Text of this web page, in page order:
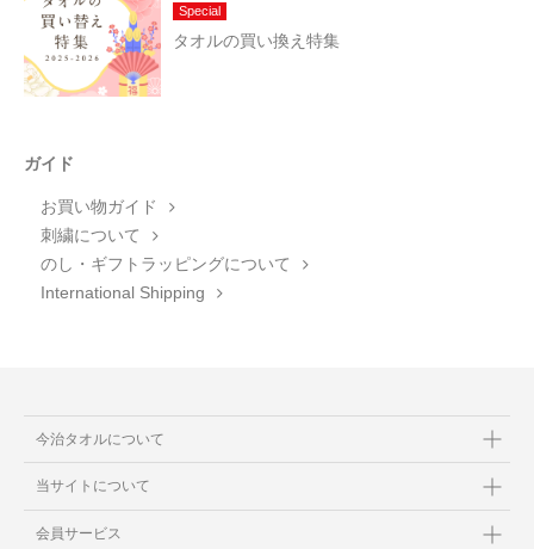
Special
タオルの買い換え特集
ガイド
お買い物ガイド
刺繍について
のし・ギフトラッピングについて
International Shipping
今治タオルについて
当サイトについて
会員サービス